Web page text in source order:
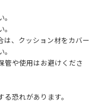
、クッション材をカバー
や使用はお避けくださ
恐れがあります。